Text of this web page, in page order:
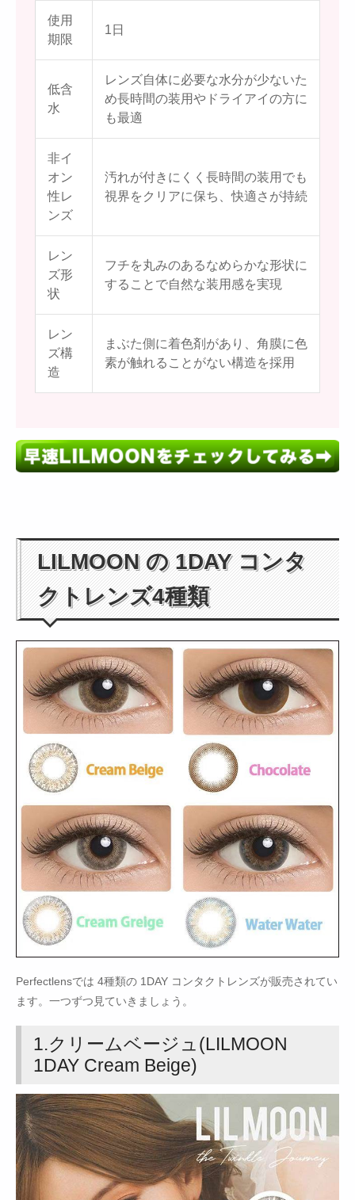
使用
期限
1日
低含
水
レンズ自体に必要な水分が少ないた
め長時間の装用やドライアイの方に
も最適
非イ
オン
性レ
ンズ
汚れが付きにくく長時間の装用でも
視界をクリアに保ち、快適さが持続
レン
ズ形
状
フチを丸みのあるなめらかな形状に
することで自然な装用感を実現
レン
ズ構
造
まぶた側に着色剤があり、角膜に色
素が触れることがない構造を採用
LILMOON の 1DAY コンタ
クトレンズ4種類
Perfectlensでは 4種類の 1DAY コンタクトレンズが販売されてい
ます。一つずつ見ていきましょう。
1.クリームベージュ(LILMOON
1DAY Cream Beige)